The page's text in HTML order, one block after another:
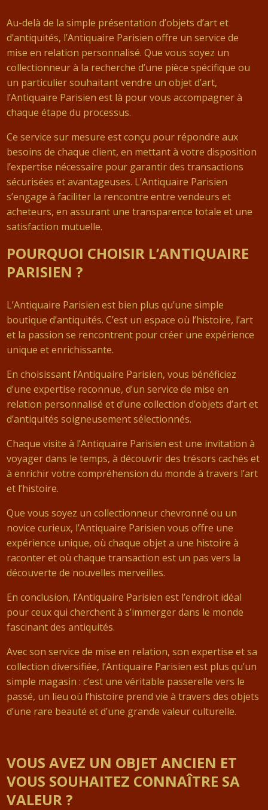
Au-delà de la simple présentation d’objets d’art et
d’antiquités, l’Antiquaire Parisien offre un service de
mise en relation personnalisé. Que vous soyez un
collectionneur à la recherche d’une pièce spécifique ou
un particulier souhaitant vendre un objet d’art,
l’Antiquaire Parisien est là pour vous accompagner à
chaque étape du processus.
Ce service sur mesure est conçu pour répondre aux
besoins de chaque client, en mettant à votre disposition
l’expertise nécessaire pour garantir des transactions
sécurisées et avantageuses. L’Antiquaire Parisien
s’engage à faciliter la rencontre entre vendeurs et
acheteurs, en assurant une transparence totale et une
satisfaction mutuelle.
POURQUOI CHOISIR L’ANTIQUAIRE
PARISIEN ?
L’Antiquaire Parisien est bien plus qu’une simple
boutique d’antiquités. C’est un espace où l’histoire, l’art
et la passion se rencontrent pour créer une expérience
unique et enrichissante.
En choisissant l’Antiquaire Parisien, vous bénéficiez
d’une expertise reconnue, d’un service de mise en
relation personnalisé et d’une collection d’objets d’art et
d’antiquités soigneusement sélectionnés.
Chaque visite à l’Antiquaire Parisien est une invitation à
voyager dans le temps, à découvrir des trésors cachés et
à enrichir votre compréhension du monde à travers l’art
et l’histoire.
Que vous soyez un collectionneur chevronné ou un
novice curieux, l’Antiquaire Parisien vous offre une
expérience unique, où chaque objet a une histoire à
raconter et où chaque transaction est un pas vers la
découverte de nouvelles merveilles.
En conclusion, l’Antiquaire Parisien est l’endroit idéal
pour ceux qui cherchent à s’immerger dans le monde
fascinant des antiquités.
Avec son service de mise en relation, son expertise et sa
collection diversifiée, l’Antiquaire Parisien est plus qu’un
simple magasin : c’est une véritable passerelle vers le
passé, un lieu où l’histoire prend vie à travers des objets
d’une rare beauté et d’une grande valeur culturelle.
VOUS AVEZ UN OBJET ANCIEN ET
VOUS SOUHAITEZ CONNAÎTRE SA
VALEUR ?